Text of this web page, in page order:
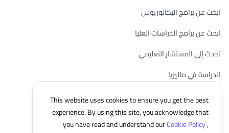
This website uses cookies to ensure you get the best
experience. By using this site, you acknowledge that
you have read and understand ourCookie Policy,
ابحث عن برامج البكالوريوس
ابحث عن برامج الدراسات العليا
تحدث إلى المستشار التعليمي
الدراسة في ماليزيا
تحقق من أهليتك